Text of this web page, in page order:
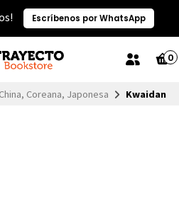
Escríbenos por WhatsApp
0
Coreana, Japonesa Kwaidan